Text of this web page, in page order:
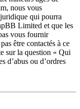
nous vous
qui pourra
Limited et que les
vous fournir
être contactés à ce
sur la question « Qui
d’abus ou d’ordres